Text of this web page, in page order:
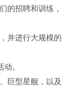
的招聘和训练，
并进行大规模的
。
巨型星舰，以及